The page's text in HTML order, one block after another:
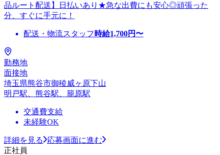
品ルート配送】日払いあり★急な出費にも安心◎頑張った
分、すぐに手元に！
配送・物流スタッフ 時給1,700円〜
勤務地
面接地
埼玉県熊谷市御稜威ヶ原下山
明戸駅、熊谷駅、籠原駅
交通費支給
未経験OK
詳細を見る
応募画面に進む
正社員